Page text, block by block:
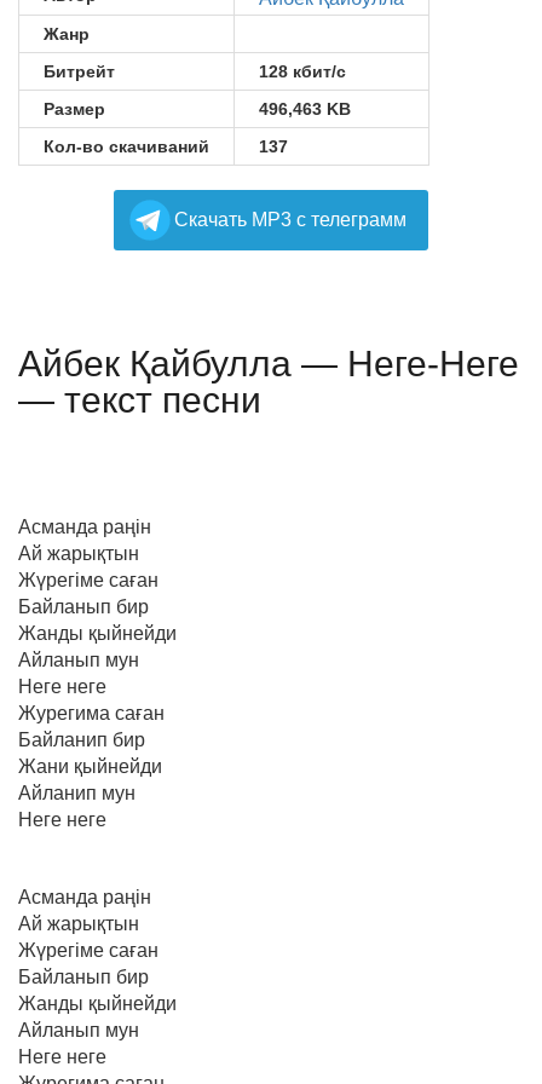
Жанр
Битрейт
128 кбит/с
Размер
496,463 KB
Кол-во скачиваний
137
Cкачать MP3 с телеграмм
Айбек Қайбулла — Неге-Неге
— текст песни
Асманда раңін
Ай жарықтын
Жүрегіме саған
Байланып бир
Жанды қыйнейди
Айланып мун
Неге неге
Журегима саған
Байланип бир
Жани қыйнейди
Айланип мун
Неге неге
Асманда раңін
Ай жарықтын
Жүрегіме саған
Байланып бир
Жанды қыйнейди
Айланып мун
Неге неге